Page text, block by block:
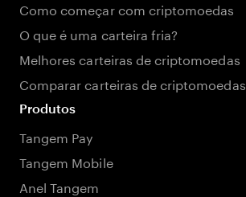
Como começar com criptomoedas
O que é uma carteira fria?
Melhores carteiras de criptomoedas
Comparar carteiras de criptomoedas
Produtos
Tangem Pay
Tangem Mobile
Anel Tangem